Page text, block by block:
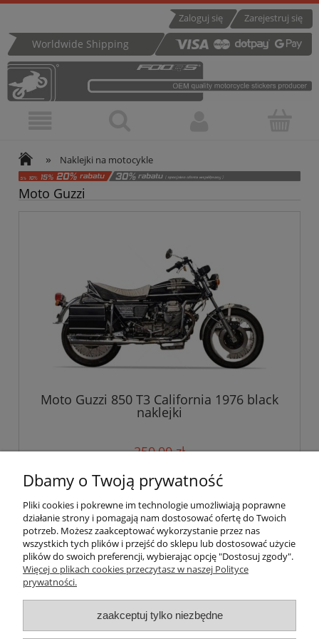
Zarejestruj się
Zaloguj się
Worldwide Shipping
» Naklejki na motocykle
Moto Guzzi
Moto Guzzi 850 T3 California 1976 black
naklejki
250,00 zł
do koszyka
Pomoc
Płatności i dostawa
Dbamy o Twoją prywatność
Pliki cookies i pokrewne im technologie umożliwiają poprawne
działanie strony i pomagają nam dostosować ofertę do Twoich
potrzeb. Możesz zaakceptować wykorzystanie przez nas
wszystkich tych plików i przejść do sklepu lub dostosować użycie
plików do swoich preferencji, wybierając opcję "Dostosuj zgody".
Więcej o plikach cookies przeczytasz w naszej Polityce
prywatności.
zaakceptuj tylko niezbędne